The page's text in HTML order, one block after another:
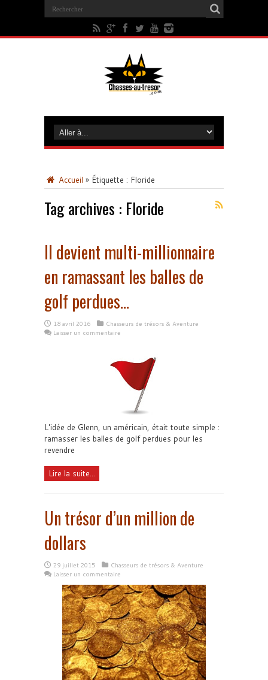
Accueil » Étiquette : Floride
Tag archives : Floride
Il devient multi-millionnaire
en ramassant les balles de
golf perdues…
18 avril 2016
Chasseurs de trésors & Aventure
Laisser un commentaire
L'idée de Glenn, un américain, était toute simple :
ramasser les balles de golf perdues pour les
revendre
Lire la suite...
Un trésor d’un million de
dollars
29 juillet 2015
Chasseurs de trésors & Aventure
Laisser un commentaire